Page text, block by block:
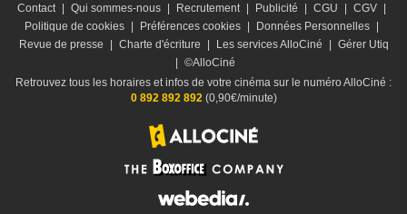
Contact | Qui sommes-nous | Recrutement | Publicité | CGU | CGV |
Politique de cookies | Préférences cookies | Données Personnelles |
Revue de presse
| Charte d'écriture | Les services AlloCiné | Gérer Utiq
| ©AlloCiné
Retrouvez tous les horaires et infos de votre cinéma sur le numéro AlloCiné :
0 892 892 892 (0,90€/minute)